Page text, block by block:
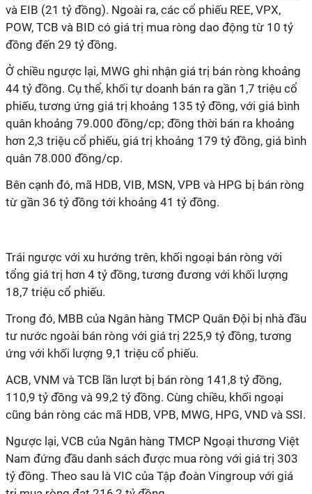
và EIB (21 tỷ đồng). Ngoài ra, các cổ phiếu REE, VPX,
POW, TCB và BID có giá trị mua ròng dao động từ 10 tỷ
đồng đến 29 tỷ đồng.
Ở chiều ngược lại, MWG ghi nhận giá trị bán ròng khoảng
44 tỷ đồng. Cụ thể, khối tự doanh bán ra gần 1,7 triệu cổ
phiếu, tương ứng giá trị khoảng 135 tỷ đồng, với giá bình
quân khoảng 79.000 đồng/cp; đồng thời bán ra khoảng
hơn 2,3 triệu cổ phiếu, giá trị khoảng 179 tỷ đồng, giá bình
quân 78.000 đồng/cp.
Bên cạnh đó, mã HDB, VIB, MSN, VPB và HPG bị bán ròng
từ gần 36 tỷ đồng tới khoảng 41 tỷ đồng.
Trái ngược với xu hướng trên, khối ngoại bán ròng với
tổng giá trị hơn 4 tỷ đồng, tương đương với khối lượng
18,7 triệu cổ phiếu.
Trong đó, MBB của Ngân hàng TMCP Quân Đội bị nhà đầu
tư nước ngoài bán ròng với giá trị 225,9 tỷ đồng, tương
ứng với khối lượng 9,1 triệu cổ phiếu.
ACB, VNM và TCB lần lượt bị bán ròng 141,8 tỷ đồng,
110,9 tỷ đồng và 99,2 tỷ đồng. Cùng chiều, khối ngoại
cũng bán ròng các mã HDB, VPB, MWG, HPG, VND và SSI.
Ngược lại, VCB của Ngân hàng TMCP Ngoại thương Việt
Nam đứng đầu danh sách được mua ròng với giá trị 303
tỷ đồng. Theo sau là VIC của Tập đoàn Vingroup với giá